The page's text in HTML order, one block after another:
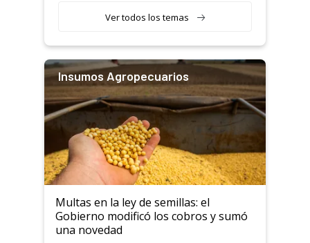
Ver todos los temas
Insumos Agropecuarios
Multas en la ley de semillas: el
Gobierno modificó los cobros y sumó
una novedad